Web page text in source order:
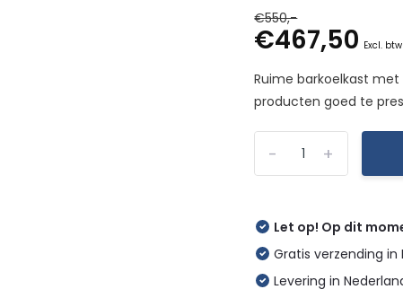
€550,-
€467,50 Excl. btw
Ruime barkoelkast met
producten goed te
+
-
Let op! Op dit
Gratis verzending
Levering in